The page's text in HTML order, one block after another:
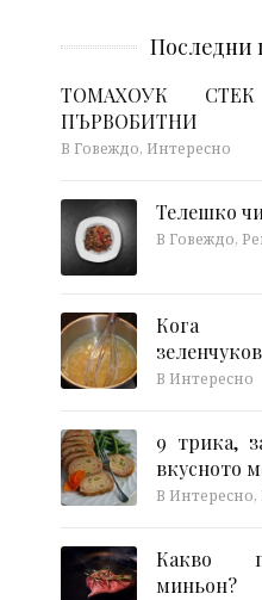
Последни
ТОМАХОУК
ПЪРВОБИТНИ
В Говеждо, Интересно
Телешко
В Говеждо,
Кога
В Интересно
9 трика,
вкусното
В Интересно,
Какво
миньон?